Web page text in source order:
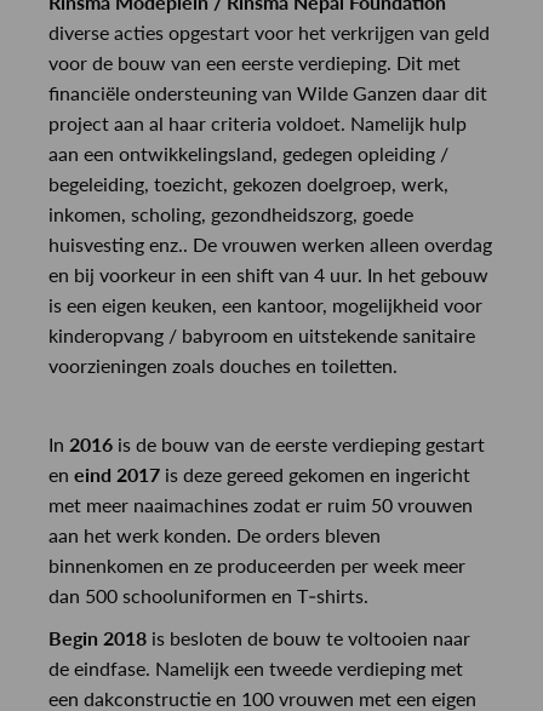
diverse acties opgestart voor het verkrijgen van geld
voor de bouw van een eerste verdieping. Dit met
financiële ondersteuning van Wilde Ganzen daar dit
project aan al haar criteria voldoet. Namelijk hulp
aan een ontwikkelingsland, gedegen opleiding /
begeleiding, toezicht, gekozen doelgroep, werk,
inkomen, scholing, gezondheidszorg, goede
huisvesting enz.. De vrouwen werken alleen overdag
en bij voorkeur in een shift van 4 uur. In het gebouw
is een eigen keuken, een kantoor, mogelijkheid voor
kinderopvang / babyroom en uitstekende sanitaire
voorzieningen zoals douches en toiletten.
In 2016 is de bouw van de eerste verdieping gestart
en eind 2017 is deze gereed gekomen en ingericht
met meer naaimachines zodat er ruim 50 vrouwen
aan het werk konden. De orders bleven
binnenkomen en ze produceerden per week meer
dan 500 schooluniformen en T-shirts.
Begin 2018 is besloten de bouw te voltooien naar
de eindfase. Namelijk een tweede verdieping met
een dakconstructie en 100 vrouwen met een eigen